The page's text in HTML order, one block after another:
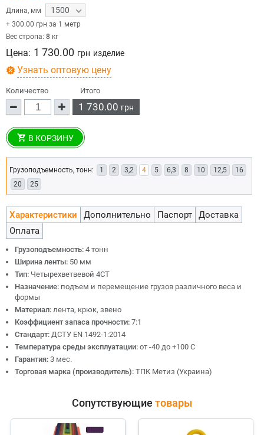
Длина, мм 1500
+ 300.00 грн за 1 метр
Вес стропа: 8 кг
Цена: 1 730.00 грн изделие
Узнать оптовую цену
Количество Итого
1 730.00 грн
В КОРЗИНУ
Грузоподъемность, тонн: 1 2 3,2 4 5 6,3 8 10 12,5
16
20
25
Характеристики Дополнительно Паспорт
Доставка
Оплата
Грузоподъемность: 4 тонн
Ширина ленты: 50 мм
Тип: Четырехветвевой 4СТ
Назначение: подъем и перемещение грузов различного веса и
формы
Материал: лента, крюк, звено
Коэффициент запаса прочности: 7:1
Стандарт: ДСТУ EN 1492-1:2014
Температура среды эксплуатации: от -40 до +100 С
Гарантия: 3 мес.
Торговая марка (производитель): ТПК Метиз (Украина)
Сопутствующие товары